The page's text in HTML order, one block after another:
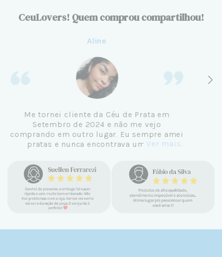
CeuLovers! Quem comprou compartilhou!
Aline
Me tornei cliente da Céu de Prata em
Setembro de 2024 e não me vejo
comprando em outro lugar. Eu sempre amei
pratas e nunca encontrava uma loja
encontrar a Céu. Atendimento
personalizado, verdadeiras jóias prata 925,
mimos e brindes incríveis. Virei cliente fiel
e amo demais as pratas que são lindas, tem
um brilho incrível e preço super justo. Fora
Ver mais...